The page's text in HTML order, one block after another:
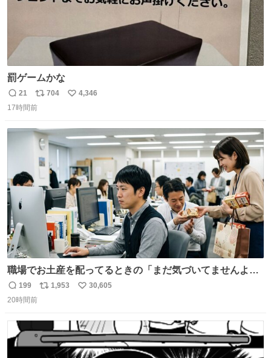
罰ゲームかな
返
信
21
リ
ポ
ト
数
704
い
数
4,346
17時間前
職場でお土産を配ってるときの「まだ気づいてませんよ」
的な演技が毎回シンドい。
返
信
199
リ
ト
数
1,953
い
数
30,605
20時間前